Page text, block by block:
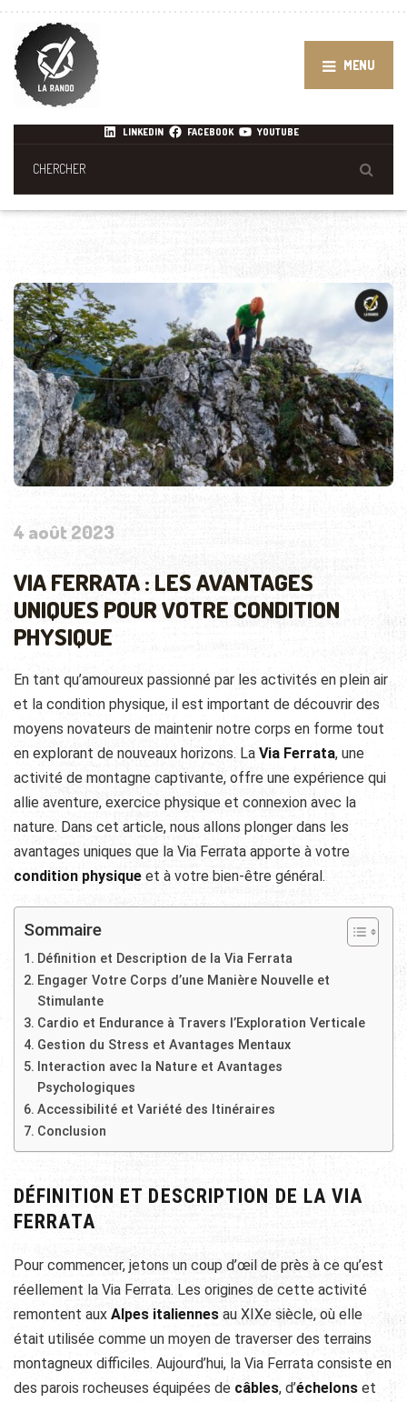
MENU
LINKEDIN FACEBOOK YOUTUBE
4 août 2023
VIA FERRATA : LES AVANTAGES
UNIQUES POUR VOTRE CONDITION
PHYSIQUE
En tant qu’amoureux passionné par les activités en plein air
et la condition physique, il est important de découvrir des
moyens novateurs de maintenir notre corps en forme tout
en explorant de nouveaux horizons. La Via Ferrata, une
activité de montagne captivante, offre une expérience qui
allie aventure, exercice physique et connexion avec la
nature. Dans cet article, nous allons plonger dans les
avantages uniques que la Via Ferrata apporte à votre
condition physique et à votre bien-être général.
Sommaire
Définition et Description de la Via Ferrata
Engager Votre Corps d’une Manière Nouvelle et
Stimulante
Cardio et Endurance à Travers l’Exploration Verticale
Gestion du Stress et Avantages Mentaux
Interaction avec la Nature et Avantages
Psychologiques
Accessibilité et Variété des Itinéraires
Conclusion
DÉFINITION ET DESCRIPTION DE LA VIA
FERRATA
Pour commencer, jetons un coup d’œil de près à ce qu’est
réellement la Via Ferrata. Les origines de cette activité
remontent aux Alpes italiennesau XIXe siècle, où elle
était utilisée comme un moyen de traverser des terrains
montagneux difficiles. Aujourd’hui, la Via Ferrata consiste en
des parois rocheuses équipées de câbles, d’échelons et